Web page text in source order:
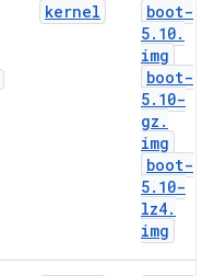
kernel
boot-
5. 10.
img
boot-
5. 10-
gz .
img
boot-
5. 10-
lz4.
img